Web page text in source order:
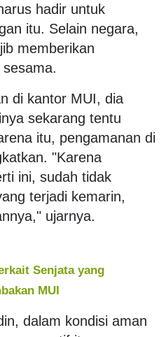
hadir untuk
itu. Selain negara,
memberikan
di kantor MUI, dia
sekarang tentu
itu, pengamanan di
"Karena
ini, sudah tidak
terjadi kemarin,
ujarnya.
Senjata yang
MUI
dalam kondisi aman